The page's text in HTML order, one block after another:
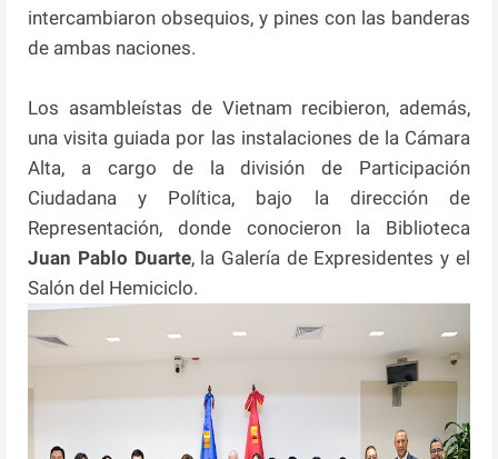
intercambiaron obsequios, y pines con las banderas
de ambas naciones.
Los asambleístas de Vietnam recibieron, además,
una visita guiada por las instalaciones de la Cámara
Alta, a cargo de la división de Participación
Ciudadana y Política, bajo la dirección de
Representación, donde conocieron la Biblioteca
Juan Pablo Duarte, la Galería de Expresidentes y el
Salón del Hemiciclo.